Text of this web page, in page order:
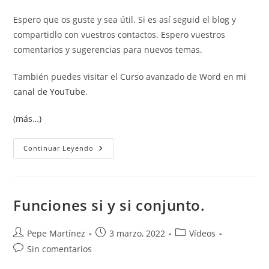
Espero que os guste y sea útil. Si es así seguid el blog y
compartidlo con vuestros contactos. Espero vuestros
comentarios y sugerencias para nuevos temas.
También puedes visitar el Curso avanzado de Word en mi
canal de YouTube.
(más…)
Continuar Leyendo Ejemplos
Del
Excel
Funciones si y si conjunto.
Autor
de
Pepe Martínez
Publicación
3 marzo, 2022
Categoría
Vídeos
Comentarios
Sin comentarios